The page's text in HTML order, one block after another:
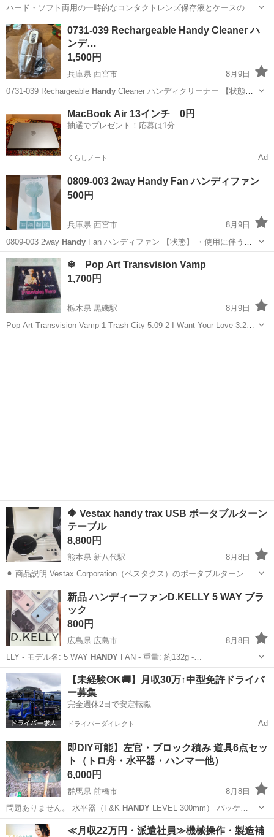
ハード・ソフト両用の一時的なコンタクトレンズ保存液とケースの使
い切りセットです。 - 商品名:Handyアイtoティア - セット内容: 保存
液3個、コンタクトケース3個 - 対応レンズ: ハード・ソフトコンタクト
レン...
東京 町田市
0731-039 Rechargeable Handy Cleaner ハ
ンデ…
1,500円
兵庫県 西宮市
8月9日
0731-039 Rechargeable HandyCleaner ハンディクリーナー 【状態】
・使用に伴う多少のスレ、キズ、落としきれない汚れなどございます
・詳細は現地でご確認ください ・お値引きは...
MacBook Air 13インチ 0円
抽選でプレゼント！応募は1分
くらしノート Ad
0809-003 2way Handy Fan ハンディファン
500円
兵庫県 西宮市
8月9日
0809-003 2way HandyFan ハンディファン 【状態】 ・使用に伴う多
少のスレ、キズ、落としきれない汚れなどございます ・詳細は現地で
ご確認ください ・お値引きは出来かねますのでご了承願いま...
兵庫 西宮市
❄ Pop Art Transvision Vamp
1,700円
栃木県 黒磯駅
8月9日
Pop Art Transvision Vamp 1 Trash City 5:09 2 I Want Your Love 3:29 3
Sister Moon 4:23 4 ...
🔶 Vestax handy trax USB ポータブルターン
テーブル
8,800円
熊本県 新八代駅
8月8日
⚫︎ 商品説明 Vestax Corporation（ベスタクス）のポータブルターンテ
ーブル「handytrax USB」です。 コンパクトで持ち運びにも便利なポ
ータブルレコードプレーヤーです。 レコードを手軽に楽しみた...
熊本 八代市 新八代駅
新品 ハンディーファンD.KELLY 5 WAY ブラ
ック
800円
広島県 広島市
8月8日
LLY - モデル名: 5 WAY HANDYFAN - 重量: 約132g -…
広島 広島市 季節、空調家電 モバイルバッテリー
【未経験OK🚚】月収30万↑中型免許ドライバ
ー募集
完全週休2日で安定転職
ドライバーダイレクト Ad
即DIY可能】左官・ブロック積み 道具6点セッ
ト（トロ舟・水平器・ハンマー他）
6,000円
群馬県 前橋市
8月8日
問題ありません。 水平器（F&K HANDY LEVEL 300mm） パッケ…
群馬 前橋市 その他 左官
≪月収22万円・派遣社員≫機械操作・製造補